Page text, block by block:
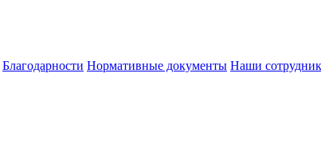
Благодарности Нормативные документы Наши